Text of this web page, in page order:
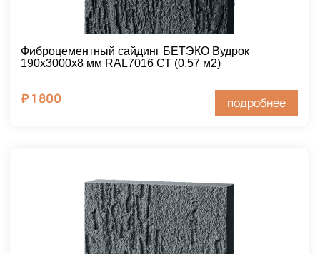
Фиброцементный сайдинг БЕТЭКО Вудрок
190х3000х8 мм RAL7016 СТ (0,57 м2)
₽ 1 800 подробнее